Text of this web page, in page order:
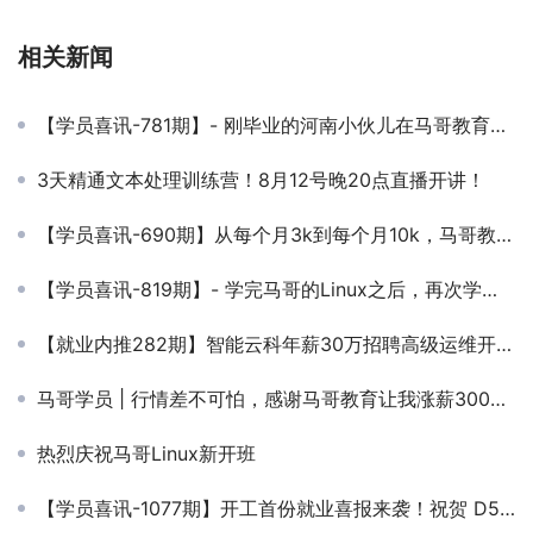
相关新闻
【学员喜讯-781期】- 刚毕业的河南小伙儿在马哥教育学习四个月！起薪10K！
3天精通文本处理训练营！8月12号晚20点直播开讲！
【学员喜讯-690期】从每个月3k到每个月10k，马哥教育为你的高薪梦买单
【学员喜讯-819期】- 学完马哥的Linux之后，再次学完Python。目前创业当老板服务十多家客户！
【就业内推282期】智能云科年薪30万招聘高级运维开发工程师
马哥学员 | 行情差不可怕，感谢马哥教育让我涨薪3000+！
热烈庆祝马哥Linux新开班
【学员喜讯-1077期】开工首份就业喜报来袭！祝贺 D52 运维自动化课程学员成功斩获心仪 offer